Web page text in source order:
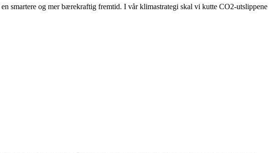
smartere og mer bærekraftig fremtid. I vår klimastrategi skal vi kutte CO2-utslippene